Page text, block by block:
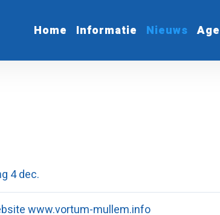
Home Informatie Nieuws
4 dec.
www.vortum-mullem.info